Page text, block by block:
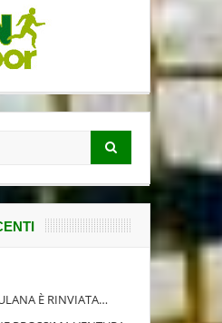
È RINVIATA…